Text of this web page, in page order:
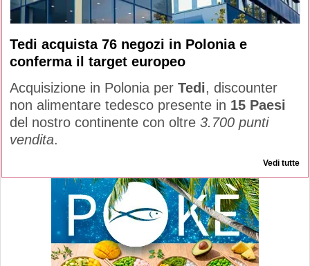
Tedi acquista 76 negozi in Polonia e
conferma il target europeo
Acquisizione in Polonia per Tedi, discounter
non alimentare tedesco presente in 15 Paesi
del nostro continente con oltre 3.700 punti
vendita.
Vedi tutte